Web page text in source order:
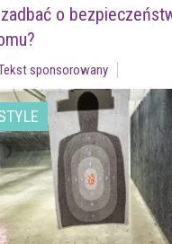
o
sponsorowany